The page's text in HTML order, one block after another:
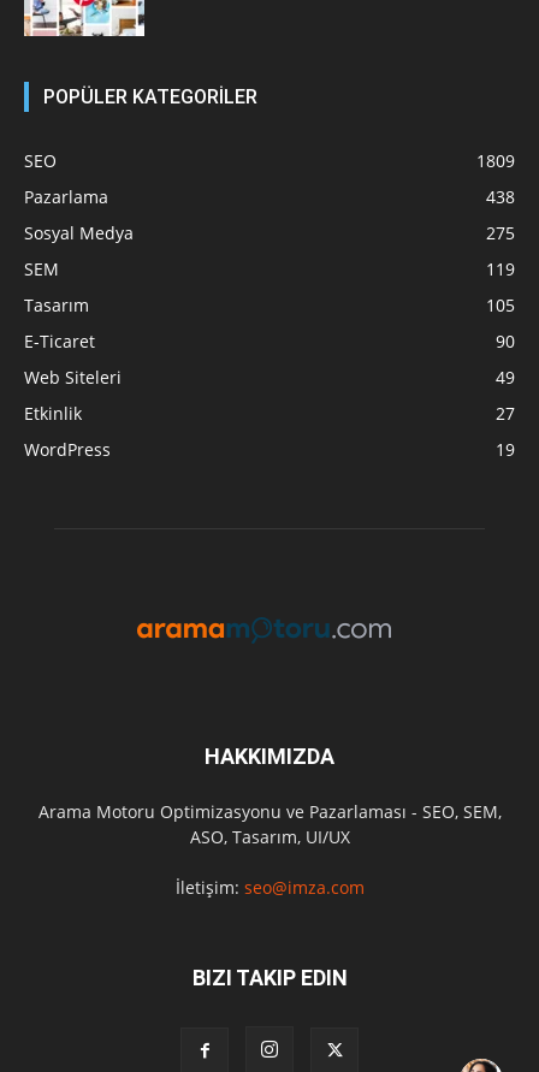
POPÜLER KATEGORİLER
SEO
1809
Pazarlama
438
Sosyal Medya
275
SEM
119
Tasarım
105
E-Ticaret
90
Web Siteleri
49
Etkinlik
27
WordPress
19
HAKKIMIZDA
Arama Motoru Optimizasyonu ve Pazarlaması - SEO, SEM,
ASO, Tasarım, UI/UX
İletişim: seo@imza.com
BIZI TAKIP EDIN